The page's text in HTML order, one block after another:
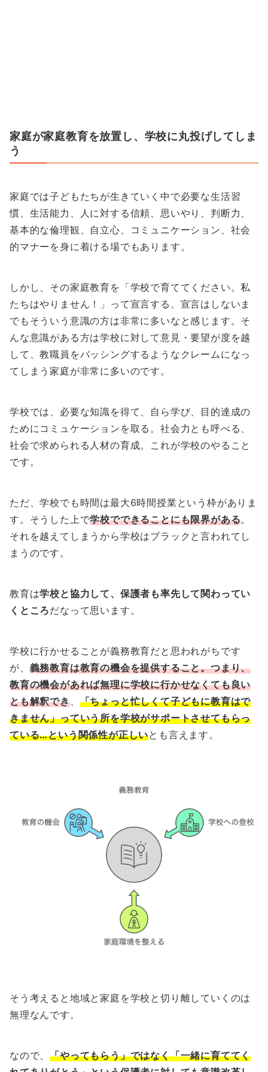
家庭が家庭教育を放置し、学校に丸投げしてしま
う
家庭では子どもたちが生きていく中で必要な生活習
慣、生活能力、人に対する信頼、思いやり、判断力、
基本的な倫理観、自立心、コミュニケーション、社会
的マナーを身に着ける場でもあります。
しかし、その家庭教育を「学校で育ててください。私
たちはやりません！」って宣言する、宣言はしないま
でもそういう意識の方は非常に多いなと感じます。そ
んな意識がある方は学校に対して意見・要望が度を越
して、教職員をバッシングするようなクレームになっ
てしまう家庭が非常に多いのです。
学校では、必要な知識を得て、自ら学び、目的達成の
ためにコミュケーションを取る。社会力とも呼べる、
社会で求められる人材の育成。これが学校のやること
です。
ただ、学校でも時間は最大6時間授業という枠がありま
す。そうした上で学校でできることにも限界がある。
それを越えてしまうから学校はブラックと言われてし
まうのです。
教育は学校と協力して、保護者も率先して関わってい
くところだなって思います。
学校に行かせることが義務教育だと思われがちです
が、 義務教育は教育の機会を提供すること。つまり、
教育の機会があれば無理に学校に行かせなくても良い
とも解釈でき、 「ちょっと忙しくて子どもに教育はで
きません」っていう所を学校がサポートさせてもらっ
ている…という関係性が正しいとも言えます。
そう考えると地域と家庭を学校と切り離していくのは
無理なんです。
なので、「やってもらう」ではなく「一緒に育ててく